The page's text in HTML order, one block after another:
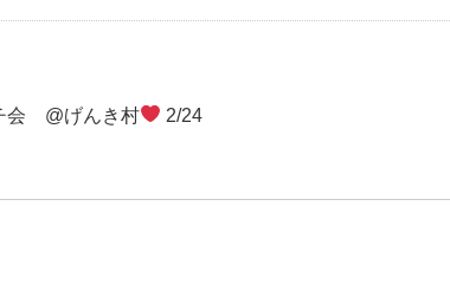
会 @げんき村 2/24